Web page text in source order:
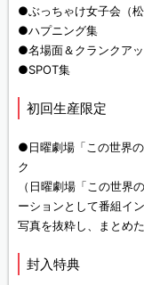
●ぶっちゃけ女子会（
●ハプニング集
●名場面＆クランクア
●SPOT集
初回生産限定
●日曜劇場「この世界
ク
（日曜劇場「この世界
ーションとして番組イ
写真を抜粋し、まとめた
封入特典